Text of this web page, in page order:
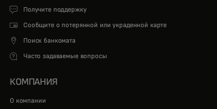
Получите поддержку
Сообщите о потерянной или украденной карте
Поиск банкомата
Часто задаваемые вопросы
КОМПАНИЯ
О компании